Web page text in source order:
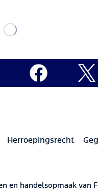
Herroepingsrecht
handelsopmaak